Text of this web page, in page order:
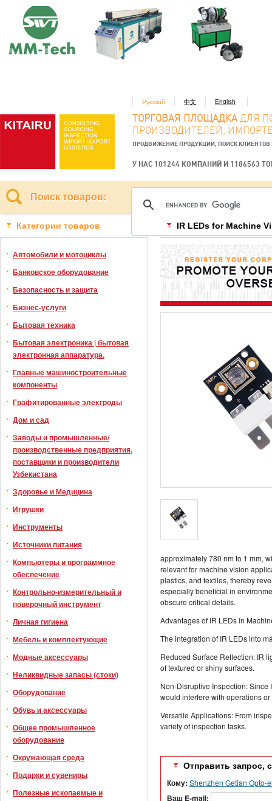
Русский 中文 English
ТОРГОВАЯ ПЛОЩАДКА ДЛЯ
ПРОИЗВОДИТЕЛЕЙ,
ПРОДВИЖЕНИЕ ПРОДУКЦИИ, ПОИСК КЛИЕНТОВ
У НАС 101244 КОМПАНИЙ И 1186563
Поиск товаров:
Категории товаров
Автомобили и мотоциклы
Банковское оборудование
Безопасность и защита
Бизнес-услуги
Бытовая техника
Бытовая электроника | бытовая
электронная аппаратура.
Главные машиностроительные
компоненты
Графитированные электроды
Дом и сад
Заводы и промышленные/
производственные предприятия,
поставщики и производители
Узбекистана
Здоровье и Медицина
Игрушки
Инструменты
Источники питания
Компьютеры и программное
обеспечение
Контрольно-измерительный и
поверочный инструмент
Личная гигиена
Мебель и комплектующие
Модные аксессуары
Неликвидные запасы (стоки)
Оборудование
Обувь и аксессуары
Общее промышленное
оборудование
Окружающая среда
Подарки и сувениры
Полезные ископаемые и
IR LEDs for Machine
approximately 780 nm to 1 mm,
relevant for machine vision
plastics, and textiles, thereby
especially beneficial in
obscure critical details.
Advantages of IR LEDs in
The integration of IR LEDs into
Reduced Surface Reflection: IR
of textured or shiny surfaces.
Non-Disruptive Inspection:
would interfere with operations
Versatile Applications: From
variety of inspection tasks.
Отправить запрос,
Кому: Shenzhen Getian Opto-
Ваш E-mail: